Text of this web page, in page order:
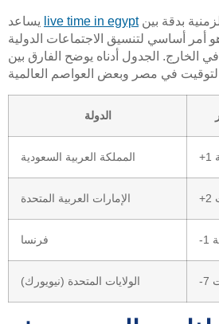
live time in egyptعلى تحديد الفروقات الزمنية بدقة بين
أمر أساسي لتنسيق الاجتماعات الدولية
الخارج. الجدول أدناه يوضح الفارق بين
الدولة
المملكة العربية السعودية
الإمارات العربية المتحدة
فرنسا
الولايات المتحدة (نيويورك)